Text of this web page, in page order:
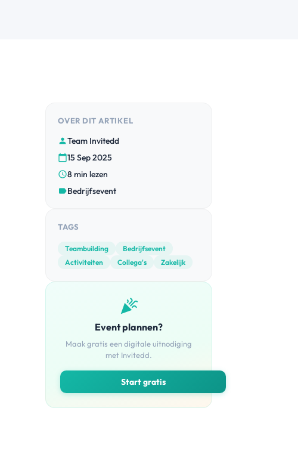
OVER DIT ARTIKEL
personTeam Invitedd
calendar_today15 Sep 2025
schedule8 min lezen
labelBedrijfsevent
TAGS
Teambuilding
Bedrijfsevent
Activiteiten
Collega's Zakelijk
celebration
Event plannen?
Maak gratis een digitale uitnodiging
met Invitedd.
Start gratis